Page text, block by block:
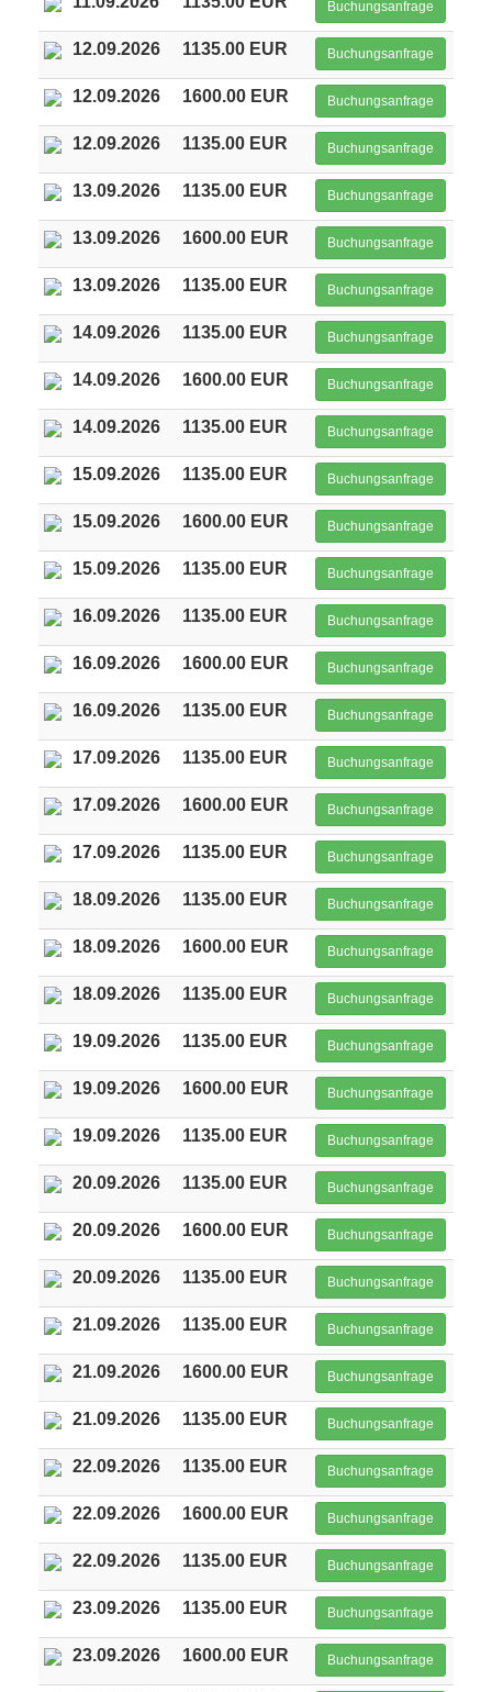
Buchungsanfrage
12.09.2026 1135.00 EUR Buchungsanfrage
12.09.2026 1600.00 EUR Buchungsanfrage
12.09.2026 1135.00 EUR Buchungsanfrage
13.09.2026 1135.00 EUR Buchungsanfrage
13.09.2026 1600.00 EUR Buchungsanfrage
13.09.2026 1135.00 EUR Buchungsanfrage
14.09.2026 1135.00 EUR Buchungsanfrage
14.09.2026 1600.00 EUR Buchungsanfrage
14.09.2026 1135.00 EUR Buchungsanfrage
15.09.2026 1135.00 EUR Buchungsanfrage
15.09.2026 1600.00 EUR Buchungsanfrage
15.09.2026 1135.00 EUR Buchungsanfrage
16.09.2026 1135.00 EUR Buchungsanfrage
16.09.2026 1600.00 EUR Buchungsanfrage
16.09.2026 1135.00 EUR Buchungsanfrage
17.09.2026 1135.00 EUR Buchungsanfrage
17.09.2026 1600.00 EUR Buchungsanfrage
17.09.2026 1135.00 EUR Buchungsanfrage
18.09.2026 1135.00 EUR Buchungsanfrage
18.09.2026 1600.00 EUR Buchungsanfrage
18.09.2026 1135.00 EUR Buchungsanfrage
19.09.2026 1135.00 EUR Buchungsanfrage
19.09.2026 1600.00 EUR Buchungsanfrage
19.09.2026 1135.00 EUR Buchungsanfrage
20.09.2026 1135.00 EUR Buchungsanfrage
20.09.2026 1600.00 EUR Buchungsanfrage
20.09.2026 1135.00 EUR Buchungsanfrage
21.09.2026 1135.00 EUR Buchungsanfrage
21.09.2026 1600.00 EUR Buchungsanfrage
21.09.2026 1135.00 EUR Buchungsanfrage
22.09.2026 1135.00 EUR Buchungsanfrage
22.09.2026 1600.00 EUR Buchungsanfrage
22.09.2026 1135.00 EUR Buchungsanfrage
23.09.2026 1135.00 EUR Buchungsanfrage
23.09.2026 1600.00 EUR Buchungsanfrage